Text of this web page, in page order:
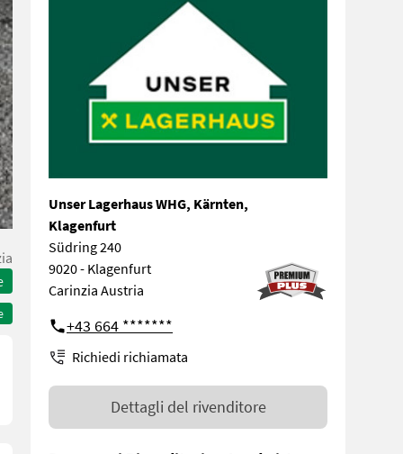
Unser Lagerhaus WHG, Kärnten,
Klagenfurt
Südring 240
9020 - Klagenfurt
Carinzia Austria
+43 664 *******
Richiedi richiamata
Dettagli del rivenditore